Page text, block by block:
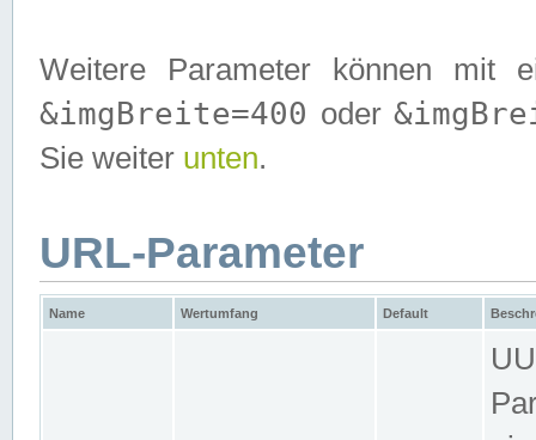
Weitere Parameter können mit
&imgBreite=400 oder
Sie weiter unten.
URL-Parameter
Name Wertumfang Default